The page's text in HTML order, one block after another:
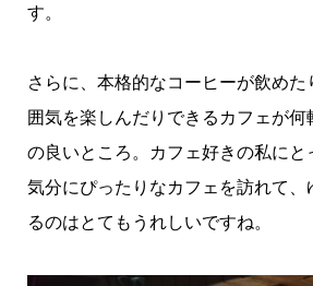
す。
さらに、本格的なコーヒーが飲めた
囲気を楽しんだりできるカフェが何
の良いところ。カフェ好きの私にと
気分にぴったりなカフェを訪れて、
るのはとてもうれしいですね。